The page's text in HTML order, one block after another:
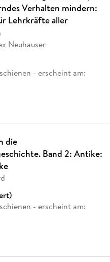
Verhalten mindern:
Lehrkräfte aller
Neuhauser
- erscheint am:
die
Band 2: Antike:
- erscheint am: